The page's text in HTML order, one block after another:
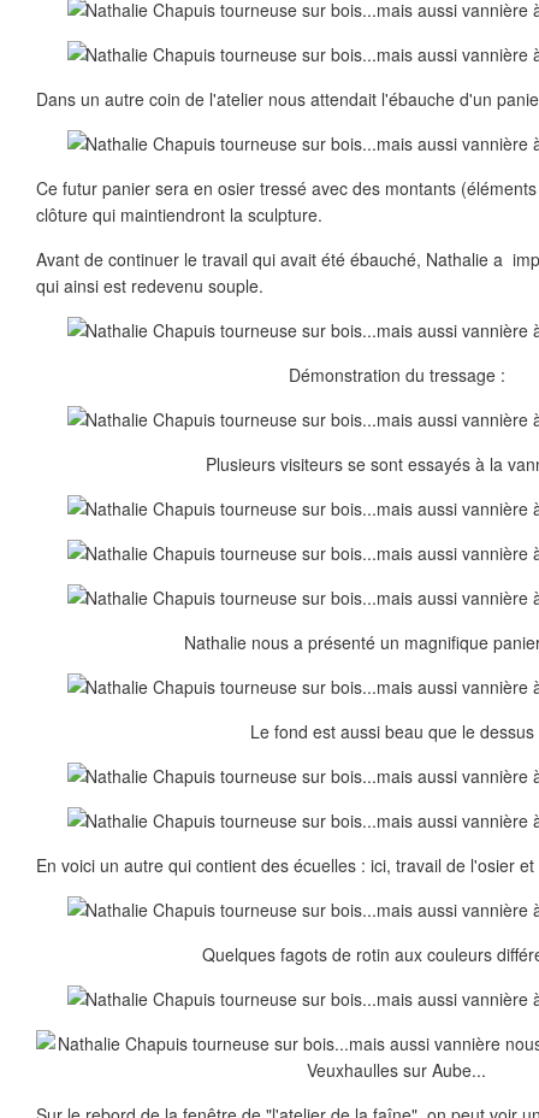
Dans un autre coin de l'atelier nous attendait l'ébauche d'un
Ce futur panier sera en osier tressé avec des montants
clôture qui maintiendront la sculpture.
Avant de continuer le travail qui avait été ébauché, Nathalie a
qui ainsi est redevenu souple.
Démonstration du tressage :
Plusieurs visiteurs se sont essayés à la
Nathalie nous a présenté un magnifique
Le fond est aussi beau que le dessus
En voici un autre qui contient des écuelles : ici, travail de l'osier
Quelques fagots de rotin aux couleurs